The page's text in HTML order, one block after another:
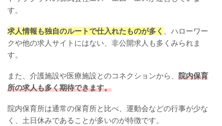
す。
求人情報も独自のルートで仕入れたものが多く
、ハローワー
クや他の求人サイトにはない、非公開求人も多くみられま
す。
また、介護施設や医療施設とのコネクションから、 院内保育
所の求人も多く期待できます。
院内保育所は通常の保育所と比べ、運動会などの行事が少な
く、土日休みであることが多いのが特徴です。